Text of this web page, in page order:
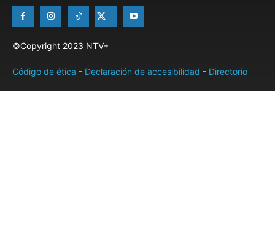
©Copyright 2023 NTV+
Código de ética - Declaración de accesibilidad - Directorio